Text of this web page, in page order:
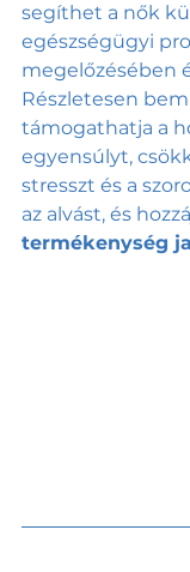
segíthet a nők
egészségügyi
megelőzésében
Részletesen
támogathatja a
egyensúlyt,
stresszt és a
az alvást, és
termékenység